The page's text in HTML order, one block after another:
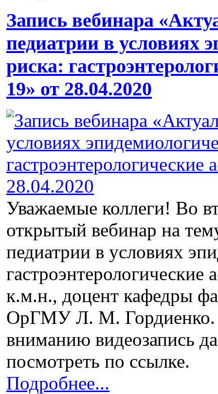
Запись вебинара
педиатрии в условиях
риска:
19» от 28.04.2020
Уважаемые коллеги! Во
открытый вебинар на
педиатрии в условиях
к.м.н., доцент кафедры
ОрГМУ Л. М. Гордиенко.
вниманию видеозапись
посмотреть по ссылке.
Подробнее...